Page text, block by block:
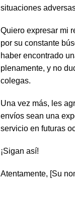
situaciones
Quiero expresar mi
por su constante
haber encontrado
plenamente, y no
colegas.
Una vez más, les
envíos sean una
servicio en futuras
¡Sigan así!
Atentamente, [Su